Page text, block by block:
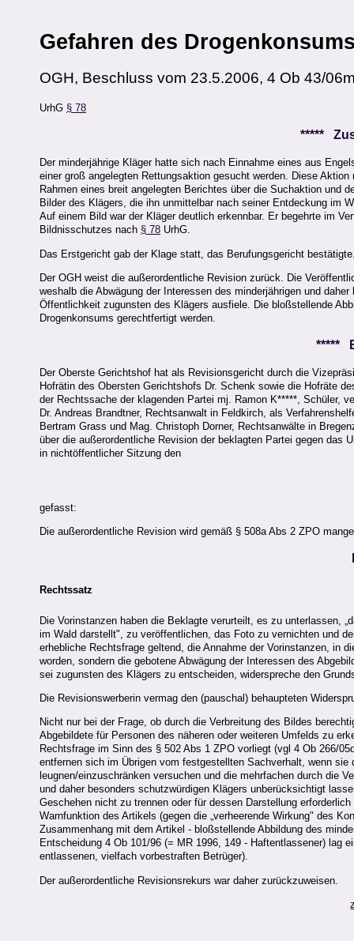
Gefahren des
OGH, Beschluss vom 23.5.2006, 4 Ob 43/
UrhG § 78
*****
Der minderjährige Kläger hatte sich nach Einnahme eines aus
einer groß angelegten Rettungsaktion gesucht werden. Diese
Rahmen eines breit angelegten Berichtes über die Suchaktion und
Bilder des Klägers, die ihn unmittelbar nach seiner Entdeckung im
Auf einem Bild war der Kläger deutlich erkennbar. Er begehrte im
Bildnisschutzes nach § 78 UrhG.
Das Erstgericht gab der Klage statt, das Berufungsgericht
Der OGH weist die außerordentliche Revision zurück. Die
weshalb die Abwägung der Interessen des minderjährigen und
Öffentlichkeit zugunsten des Klägers ausfiele. Die bloßstellende
Drogenkonsums gerechtfertigt werden.
*****
Der Oberste Gerichtshof hat als Revisionsgericht durch die
Hofrätin des Obersten Gerichtshofs Dr. Schenk sowie die Hofräte
der Rechtssache der klagenden Partei mj. Ramon K*****, Schüler,
Dr. Andreas Brandtner, Rechtsanwalt in Feldkirch, als
Bertram Grass und Mag. Christoph Dorner, Rechtsanwälte in
über die außerordentliche Revision der beklagten Partei gegen das
in nichtöffentlicher Sitzung den
gefasst:
Die außerordentliche Revision wird gemäß § 508a Abs 2 ZPO
Rechtssatz
Die Vorinstanzen haben die Beklagte verurteilt, es zu unterlassen,
im Wald darstellt", zu veröffentlichen, das Foto zu vernichten und
erhebliche Rechtsfrage geltend, die Annahme der Vorinstanzen, in
worden, sondern die gebotene Abwägung der Interessen des
sei zugunsten des Klägers zu entscheiden, widerspreche den
Die Revisionswerberin vermag den (pauschal) behaupteten
Nicht nur bei der Frage, ob durch die Verbreitung des Bildes
Abgebildete für Personen des näheren oder weiteren Umfelds zu
Rechtsfrage im Sinn des § 502 Abs 1 ZPO vorliegt (vgl 4 Ob 266/
entfernen sich im Übrigen vom festgestellten Sachverhalt, wenn
leugnen/einzuschränken versuchen und die mehrfachen durch die
und daher besonders schutzwürdigen Klägers unberücksichtigt
Geschehen nicht zu trennen oder für dessen Darstellung
Warnfunktion des Artikels (gegen die „verheerende Wirkung" des
Zusammenhang mit dem Artikel - bloßstellende Abbildung des
Entscheidung 4 Ob 101/96 (= MR 1996, 149 - Haftentlassener) lag
entlassenen, vielfach vorbestraften Betrüger).
Der außerordentliche Revisionsrekurs war daher zurückzuweisen.